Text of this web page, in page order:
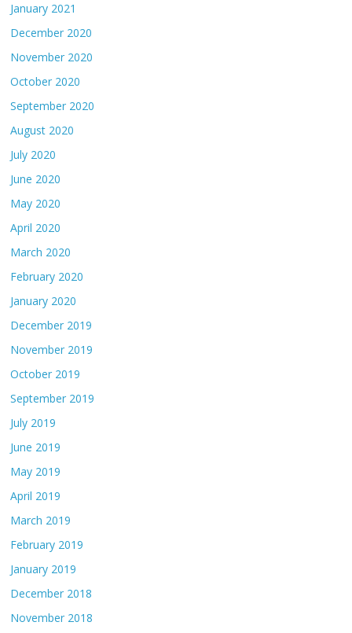
January 2021
December 2020
November 2020
October 2020
September 2020
August 2020
July 2020
June 2020
May 2020
April 2020
March 2020
February 2020
January 2020
December 2019
November 2019
October 2019
September 2019
July 2019
June 2019
May 2019
April 2019
March 2019
February 2019
January 2019
December 2018
November 2018